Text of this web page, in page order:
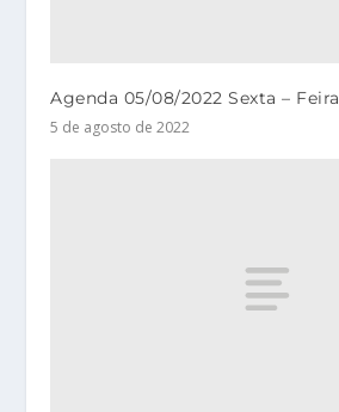
Agenda 05/08/2022 Sexta – Feira
5 de agosto de 2022